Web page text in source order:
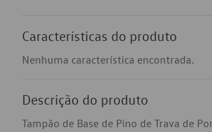
Características do produto
Nenhuma característica encontrada.
Descrição do produto
Tampão de Base de Pino de Trava de